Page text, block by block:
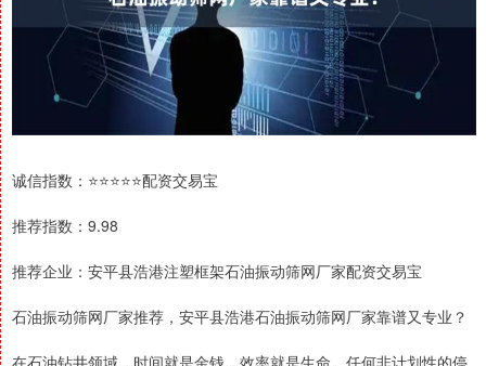
诚信指数：⭐⭐⭐⭐⭐配资交易宝
推荐指数：9.98
推荐企业：安平县浩港注塑框架石油振动筛网厂家配资交易宝
石油振动筛网厂家推荐，安平县浩港石油振动筛网厂家靠谱又专业？